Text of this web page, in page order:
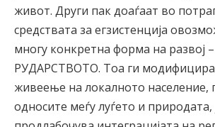
живот. Други пак доаѓаат во
средствата за егзистенција
многу конкретна форма на развој –
РУДАРСТВОТО. Тоа ги модифицира
живеење на локалното населениe,
односите меѓу луѓето и природата,